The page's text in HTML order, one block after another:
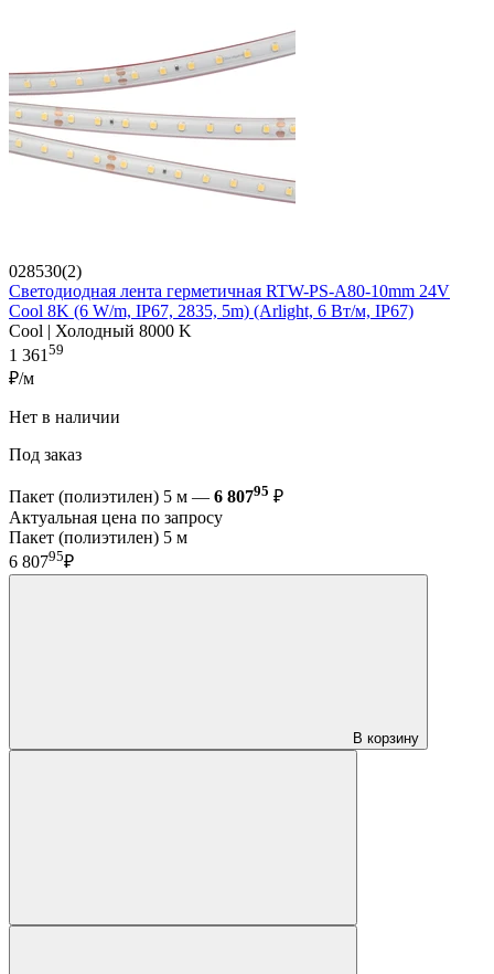
028530(2)
Светодиодная лента герметичная RTW-PS-A80-10mm 24V
Cool 8K (6 W/m, IP67, 2835, 5m) (Arlight, 6 Вт/м, IP67)
Cool | Холодный 8000 K
1 361 59
₽/м
Нет в наличии
Под заказ
Пакет (полиэтилен) 5 м — 6 80795 ₽
Актуальная цена по запросу
Пакет (полиэтилен) 5 м
6 80795₽
В корзину